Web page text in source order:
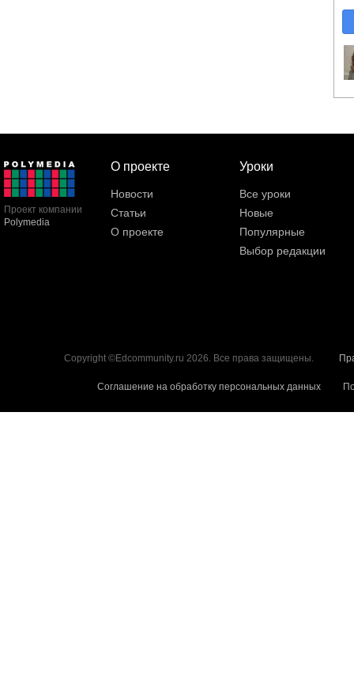
Проект компании
Polymedia
О проекте
Новости
Статьи
О проекте
Уроки
Все уроки
Новые
Популярные
Выбор редакции
Copyright ©Edcommunity.ru 2026. Все права защищены.
Соглашение на обработку персональных данных